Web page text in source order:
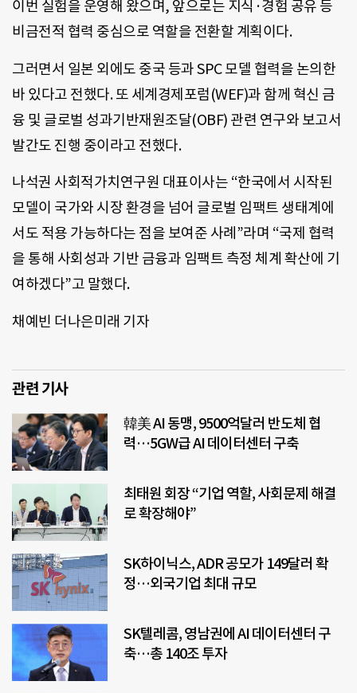
이번 실험을 운영해 왔으며, 앞으로는 지식·경험 공유 등
비금전적 협력 중심으로 역할을 전환할 계획이다.
그러면서 일본 외에도 중국 등과 SPC 모델 협력을 논의한
바 있다고 전했다. 또 세계경제포럼(WEF)과 함께 혁신 금
융 및 글로벌 성과기반재원조달(OBF) 관련 연구와 보고서
발간도 진행 중이라고 전했다.
나석권 사회적가치연구원 대표이사는 “한국에서 시작된
모델이 국가와 시장 환경을 넘어 글로벌 임팩트 생태계에
서도 적용 가능하다는 점을 보여준 사례”라며 “국제 협력
을 통해 사회성과 기반 금융과 임팩트 측정 체계 확산에 기
여하겠다”고 말했다.
채예빈 더나은미래 기자
관련 기사
韓美 AI 동맹, 9500억달러 반도체 협
력…5GW급 AI 데이터센터 구축
최태원 회장 “기업 역할, 사회문제 해결
로 확장해야”
SK하이닉스, ADR 공모가 149달러 확
정…외국기업 최대 규모
SK텔레콤, 영남권에 AI 데이터센터 구
축…총 140조 투자